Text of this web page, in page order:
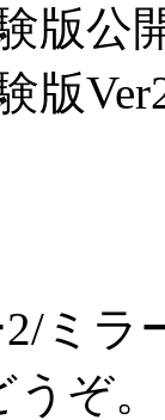
版公
版
2/ミ
ぞ。